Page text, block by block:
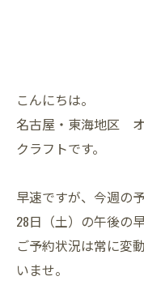
こんにちは。
名古屋・東海地区
クラフトです。
早速ですが、今週の
28日（土）の午後の
ご予約状況は常に変
いませ。